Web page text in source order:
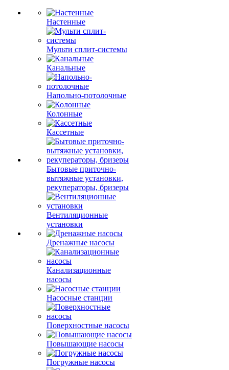
Настенные
Мульти сплит-системы
Канальные
Напольно-потолочные
Колонные
Кассетные
Бытовые приточно-
вытяжные установки,
рекуператоры, бризеры
Вентиляционные
установки
Дренажные насосы
Канализационные
насосы
Насосные станции
Поверхностные насосы
Повышающие насосы
Погружные насосы